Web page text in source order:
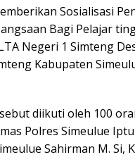
Sosialisasi
Bagi Pelajar
Negeri 1 Simteng
Kabupaten
diikuti oleh 100
Polres Simeulue
Sahirman M. Si,